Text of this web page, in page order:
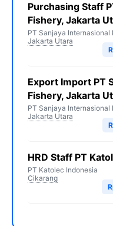
Purchasing Staff
Fishery, Jakarta
PT Sanjaya Internasional
Jakarta Utara
Export Import PT
Fishery, Jakarta
PT Sanjaya Internasional
Jakarta Utara
HRD Staff PT
PT Katolec Indonesia
Cikarang